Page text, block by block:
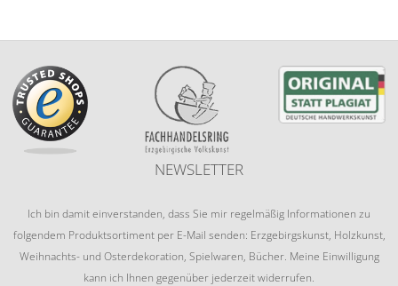
NEWSLETTER
Ich bin damit einverstanden, dass Sie mir regelmäßig Informationen zu
folgendem Produktsortiment per E-Mail senden: Erzgebirgskunst, Holzkunst,
Weihnachts- und Osterdekoration, Spielwaren, Bücher. Meine Einwilligung
kann ich Ihnen gegenüber jederzeit widerrufen.